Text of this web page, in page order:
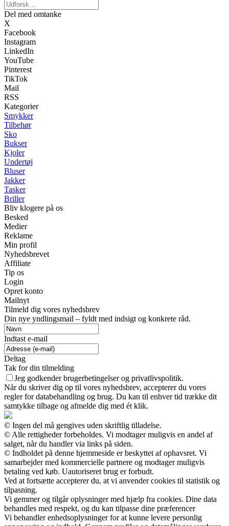
Del med omtanke
X
Facebook
Instagram
LinkedIn
YouTube
Pinterest
TikTok
Mail
RSS
Kategorier
Smykker
Tilbehør
Sko
Bukser
Kjoler
Undertøj
Bluser
Jakker
Tasker
Briller
Bliv klogere på os
Besked
Medier
Reklame
Min profil
Nyhedsbrevet
Affiliate
Tip os
Login
Opret konto
Mailnyt
Tilmeld dig vores nyhedsbrev
Din nye yndlingsmail – fyldt med indsigt og konkrete råd.
Indtast e-mail
Deltag
Tak for din tilmelding
Jeg godkender brugerbetingelser og privatlivspolitik.
Når du skriver dig op til vores nyhedsbrev, accepterer du vores
regler for databehandling og brug. Du kan til enhver tid trække dit
samtykke tilbage og afmelde dig med ét klik.
© Ingen del må gengives uden skriftlig tilladelse.
© Alle rettigheder forbeholdes. Vi modtager muligvis en andel af
salget, når du handler via links på siden.
© Indholdet på denne hjemmeside er beskyttet af ophavsret. Vi
samarbejder med kommercielle partnere og modtager muligvis
betaling ved køb. Uautoriseret brug er forbudt.
Ved at fortsætte accepterer du, at vi anvender cookies til statistik og
tilpasning.
Vi gemmer og tilgår oplysninger med hjælp fra cookies. Dine data
behandles med respekt, og du kan tilpasse dine præferencer
Vi behandler enhedsoplysninger for at kunne levere personlig